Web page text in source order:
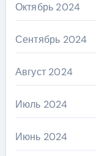
Октябрь 2024
Сентябрь 2024
Август 2024
Июль 2024
Июнь 2024